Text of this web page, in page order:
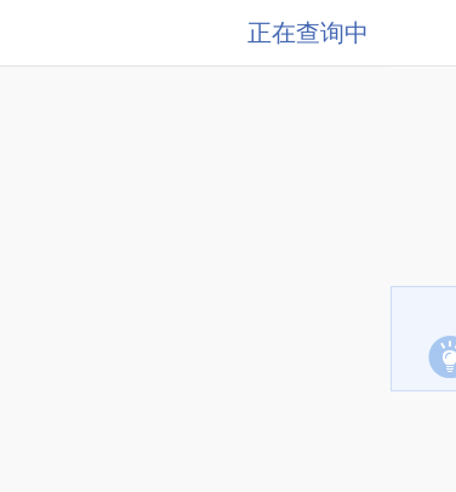
正在查询中